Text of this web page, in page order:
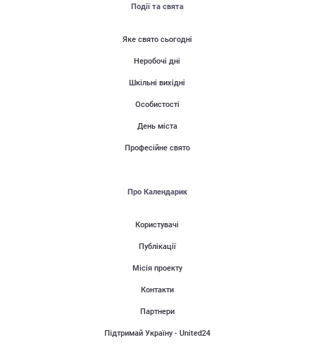
Події та свята
Яке свято сьогодні
Неробочі дні
Шкільні вихідні
Особистості
День міста
Професійне свято
Про Календарик
Користувачі
Публікації
Місія проекту
Контакти
Партнери
Підтримай Україну - United24